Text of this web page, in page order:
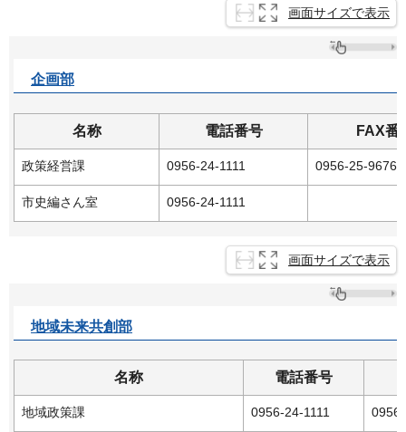
画面サイズで表示
企画部
名称 電話番号 FAX番
政策経営課 0956-24-1111 0956-25-9676
市史編さん室 0956-24-1111
画面サイズで表示
地域未来共創部
名称 電話番号
地域政策課 0956-24-1111